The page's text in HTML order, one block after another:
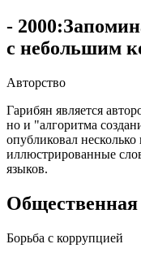
-
с небольшим
Авторство
Гарибян является
но и "алгоритма
опубликовал
иллюстрированные
языков.
Общественная
Борьба с коррупцией